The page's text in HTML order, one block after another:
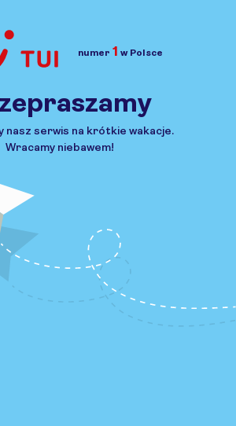
numer 1 w Polsce
nasz serwis na krótkie wakacje.
Wracamy niebawem!